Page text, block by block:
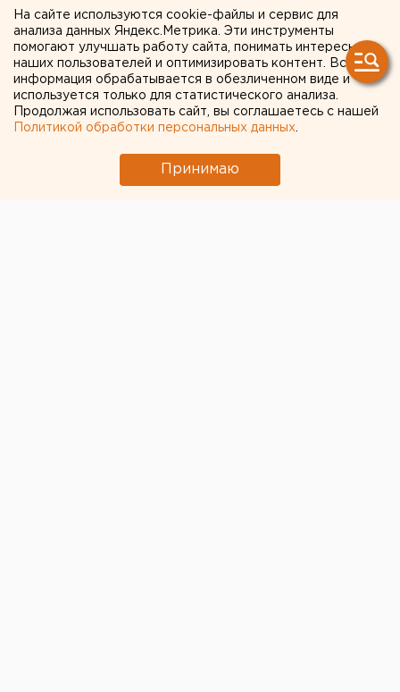
В Екатеринбурге
забраковали женщин -
доноров плазмы для
больных COVID-19
На сайте используются cookie-файлы и сервис для
анализа данных Яндекс.Метрика. Эти инструменты
помогают улучшать работу сайта, понимать интересы
наших пользователей и оптимизировать контент. Вся
информация обрабатывается в обезличенном виде и
используется только для статистического анализа.
Продолжая использовать сайт, вы соглашаетесь с нашей
Политикой обработки персональных данных
Принимаю